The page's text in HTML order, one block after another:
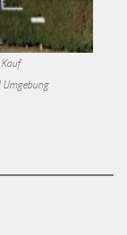
Umgebung